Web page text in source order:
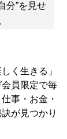
分”を見せ
く生きる」
員限定で毎
事・お金・
が見つかり